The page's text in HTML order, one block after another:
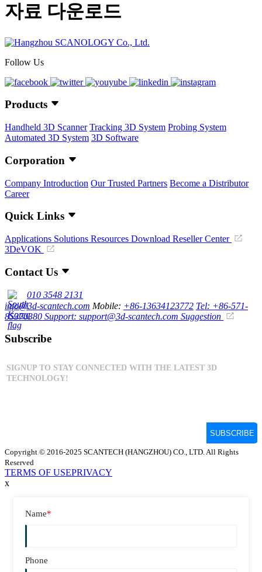
자료 다운로드
Follow Us
Products
Handheld 3D Scanner Tracking 3D System Probing System
Automated 3D System 3D Software
Corporation
Company Introduction Our Trusted Partners Become a Distributor
Career
Quick Links
Applications Solutions Resources Download Reseller Center
3DeVOK
Contact Us
010 3548 2131
info@3d-scantech.com Mobile: +86-13634123772 Tel: +86-571-
85370380 Support: support@3d-scantech.com Suggestion
Subscribe
Copyright © 2016-2025 SCANTECH (HANGZHOU) CO., LTD. All Rights
Reserved
TERMS OF USEPRIVACY
x
Name*
Phone